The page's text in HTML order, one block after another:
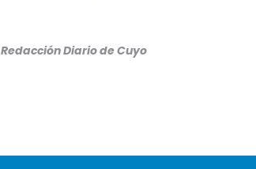
Redacción Diario de Cuyo